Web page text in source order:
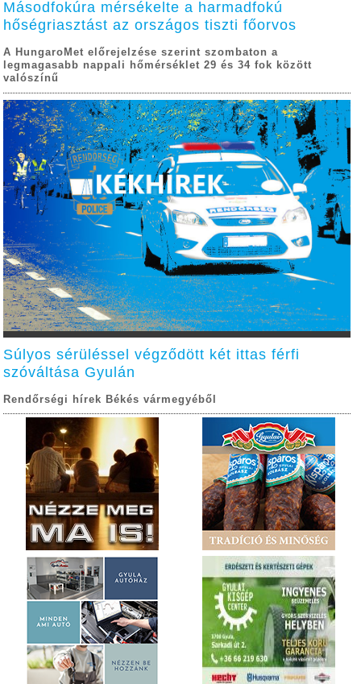
Másodfokúra mérsékelte a harmadfokú
hőségriasztást az országos tiszti főorvos
A HungaroMet előrejelzése szerint szombaton a
legmagasabb nappali hőmérséklet 29 és 34 fok között
valószínű
Súlyos sérüléssel végződött két ittas férfi
szóváltása Gyulán
Rendőrségi hírek Békés vármegyéből